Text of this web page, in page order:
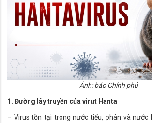
Ảnh: báo Chính phủ
1. Đường lây truyền của virut Hanta
– Virus tồn tại trong nước tiểu, phân và nước